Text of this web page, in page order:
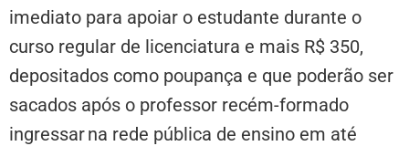
imediato para apoiar o estudante durante o
curso regular de licenciatura e mais R$ 350,
depositados como poupança e que poderão ser
sacados após o professor recém-formado
ingressar na rede pública de ensino em até